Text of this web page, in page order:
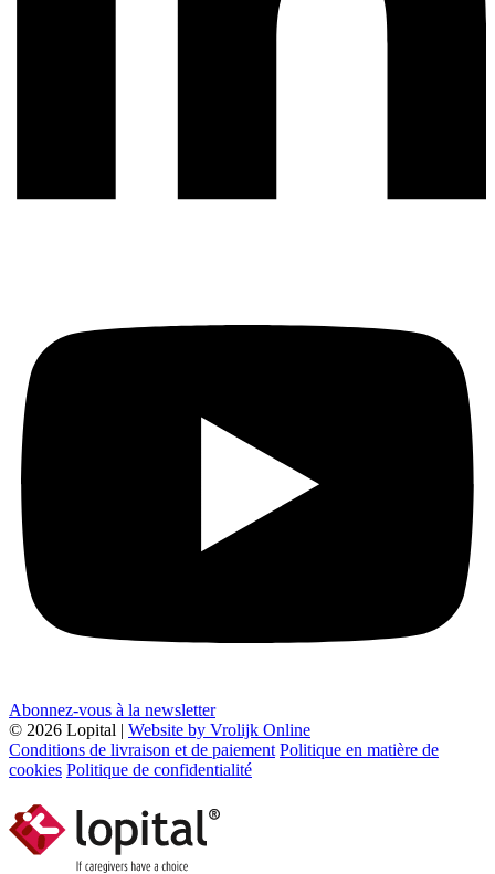
Abonnez-vous à la newsletter
© 2026 Lopital | Website by Vrolijk Online
Conditions de livraison et de paiement Politique en matière de
cookies Politique de confidentialité